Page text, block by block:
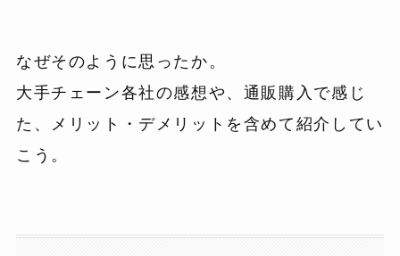
なぜそのように思ったか。
大手チェーン各社の感想や、通販購入で感じ
た、メリット・デメリットを含めて紹介してい
こう。